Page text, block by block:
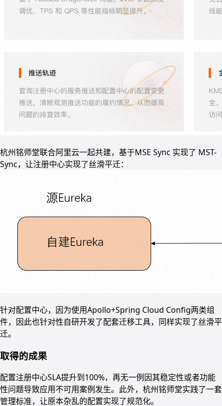
杭州铭师堂联合阿里云一起共建，基于MSE Sync 实现了 MST-
Sync，让注册中心实现了丝滑平迁：
针对配置中心，因为使用Apollo+Spring Cloud Config两类组
件，因此也针对性自研开发了配套迁移工具，同样实现了丝滑平
迁。
取得的成果
配置注册中心SLA提升到100%，再无一例因其稳定性或者功能
性问题导致应用不可用案例发生。此外，杭州铭师堂实践了一套
管理标准，让原本杂乱的配置实现了规范化。